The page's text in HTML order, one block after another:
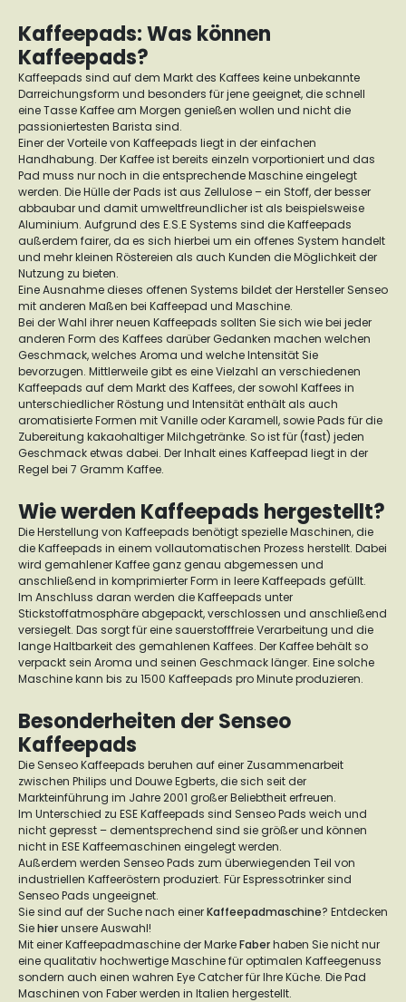
Kaffeepads: Was können
Kaffeepads?
Kaffeepads sind auf dem Markt des Kaffees keine unbekannte
Darreichungsform und besonders für jene geeignet, die schnell
eine Tasse Kaffee am Morgen genießen wollen und nicht die
passioniertesten Barista sind.
Einer der Vorteile von Kaffeepads liegt in der einfachen
Handhabung. Der Kaffee ist bereits einzeln vorportioniert und das
Pad muss nur noch in die entsprechende Maschine eingelegt
werden. Die Hülle der Pads ist aus Zellulose – ein Stoff, der besser
abbaubar und damit umweltfreundlicher ist als beispielsweise
Aluminium. Aufgrund des E.S.E Systems sind die Kaffeepads
außerdem fairer, da es sich hierbei um ein offenes System handelt
und mehr kleinen Röstereien als auch Kunden die Möglichkeit der
Nutzung zu bieten.
Eine Ausnahme dieses offenen Systems bildet der Hersteller Senseo
mit anderen Maßen bei Kaffeepad und Maschine.
Bei der Wahl ihrer neuen Kaffeepads sollten Sie sich wie bei jeder
anderen Form des Kaffees darüber Gedanken machen welchen
Geschmack, welches Aroma und welche Intensität Sie
bevorzugen. Mittlerweile gibt es eine Vielzahl an verschiedenen
Kaffeepads auf dem Markt des Kaffees, der sowohl Kaffees in
unterschiedlicher Röstung und Intensität enthält als auch
aromatisierte Formen mit Vanille oder Karamell, sowie Pads für die
Zubereitung kakaohaltiger Milchgetränke. So ist für (fast) jeden
Geschmack etwas dabei. Der Inhalt eines Kaffeepad liegt in der
Regel bei 7 Gramm Kaffee.
Wie werden Kaffeepads hergestellt?
Die Herstellung von Kaffeepads benötigt spezielle Maschinen, die
die Kaffeepads in einem vollautomatischen Prozess herstellt. Dabei
wird gemahlener Kaffee ganz genau abgemessen und
anschließend in komprimierter Form in leere Kaffeepads gefüllt.
Im Anschluss daran werden die Kaffeepads unter
Stickstoffatmosphäre abgepackt, verschlossen und anschließend
versiegelt. Das sorgt für eine sauerstofffreie Verarbeitung und die
lange Haltbarkeit des gemahlenen Kaffees. Der Kaffee behält so
verpackt sein Aroma und seinen Geschmack länger. Eine solche
Maschine kann bis zu 1500 Kaffeepads pro Minute produzieren.
Besonderheiten der Senseo
Kaffeepads
Die Senseo Kaffeepads beruhen auf einer Zusammenarbeit
zwischen Philips und Douwe Egberts, die sich seit der
Markteinführung im Jahre 2001 großer Beliebtheit erfreuen.
Im Unterschied zu ESE Kaffeepads sind Senseo Pads weich und
nicht gepresst – dementsprechend sind sie größer und können
nicht in ESE Kaffeemaschinen eingelegt werden.
Außerdem werden Senseo Pads zum überwiegenden Teil von
industriellen Kaffeeröstern produziert. Für Espressotrinker sind
Senseo Pads ungeeignet.
Sie sind auf der Suche nach einerKaffeepadmaschine? Entdecken
Siehierunsere Auswahl!
Mit einer Kaffeepadmaschine der MarkeFaberhaben Sie nicht nur
eine qualitativ hochwertige Maschine für optimalen Kaffeegenuss
sondern auch einen wahren Eye Catcher für Ihre Küche. Die Pad
Maschinen von Faber werden in Italien hergestellt.